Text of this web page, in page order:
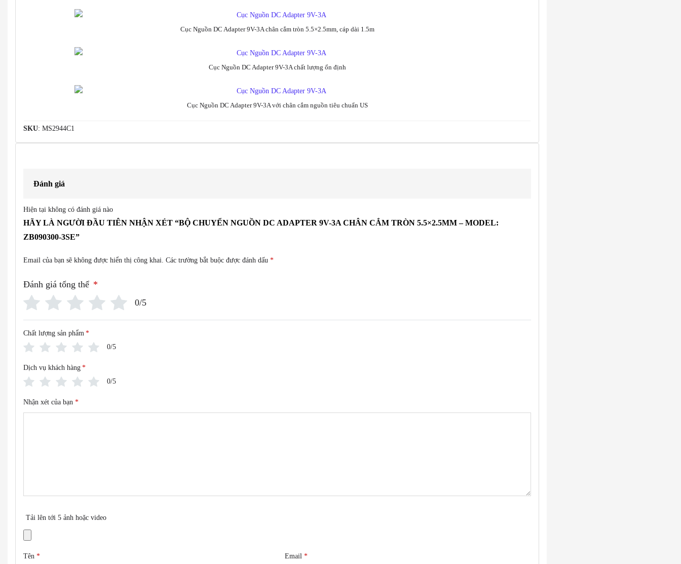
Cục Nguồn DC Adapter 9V-3A chân cắm tròn 5.5×2.5mm, cáp dài 1.5m
Cục Nguồn DC Adapter 9V-3A chất lượng ổn định
Cục Nguồn DC Adapter 9V-3A với chân cắm nguồn tiêu chuẩn US
SKU: MS2944C1
Đánh giá
Hiện tại không có đánh giá nào
HÃY LÀ NGƯỜI ĐẦU TIÊN NHẬN XÉT “BỘ CHUYỂN NGUỒN DC ADAPTER 9V-3A CHÂN CẮM TRÒN 5.5×2.5MM – MODEL:
ZB090300-3SE”
Email của bạn sẽ không được hiển thị công khai. Các trường bắt buộc được đánh dấu *
Đánh giá tổng thể *
0/5
Chất lượng sản phẩm *
0/5
Dịch vụ khách hàng *
0/5
Nhận xét của bạn *
Tải lên tới 5 ảnh hoặc video
Tên * Email*